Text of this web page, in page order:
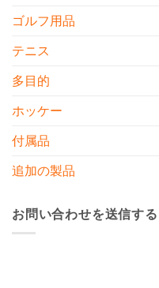
ゴルフ用品
テニス
多目的
ホッケー
付属品
追加の製品
お問い合わせを送信する